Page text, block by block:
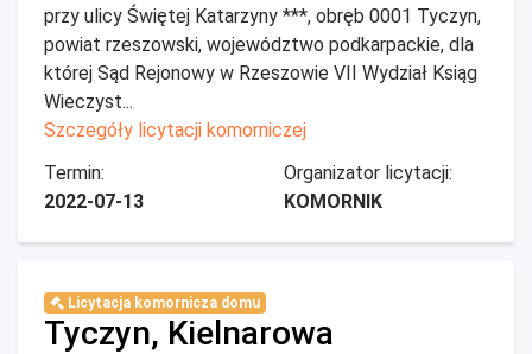
przy ulicy Świętej Katarzyny ***, obręb 0001 Tyczyn,
powiat rzeszowski, województwo podkarpackie, dla
której Sąd Rejonowy w Rzeszowie VII Wydział Ksiąg
Wieczyst...
Szczegóły licytacji komorniczej
Termin:
2022-07-13
Organizator licytacji:
KOMORNIK
Licytacja komornicza domu
Tyczyn, Kielnarowa